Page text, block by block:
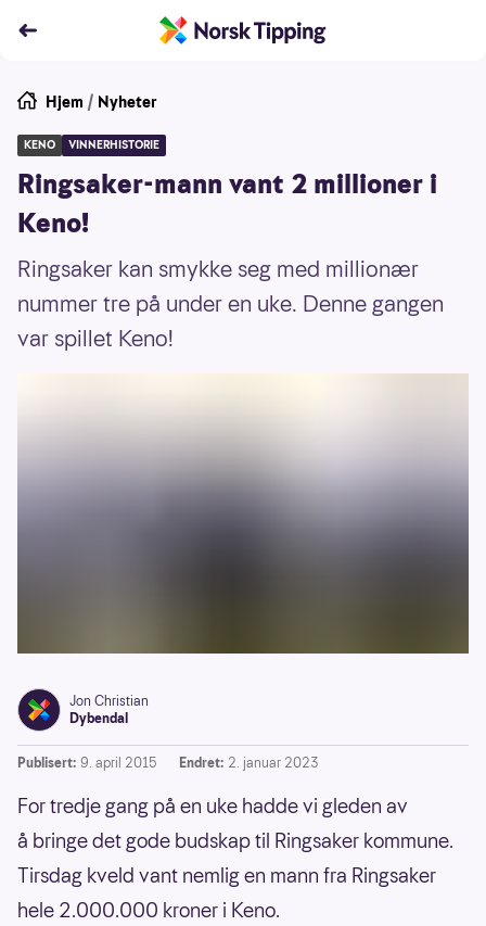
Hjem / Nyheter
KENO VINNERHISTORIE
Ringsaker-mann vant 2 millioner i
Keno!
Ringsaker kan smykke seg med millionær
nummer tre på under en uke. Denne gangen
var spillet Keno!
Jon Christian
Dybendal
Publisert: 9. april 2015 Endret: 2. januar 2023
For tredje gang på en uke hadde vi gleden av
å bringe det gode budskap til Ringsaker kommune.
Tirsdag kveld vant nemlig en mann fra Ringsaker
hele 2.000.000 kroner i Keno.